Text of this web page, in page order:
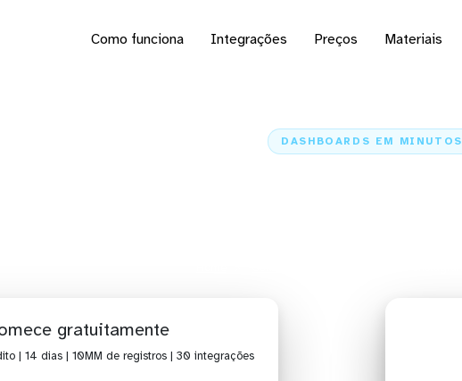
Como funciona Integrações Preços Materiais
DASHBOARDS EM MINUTOS
gratuitamente
| 14 dias | 10MM de registros | 30 integrações